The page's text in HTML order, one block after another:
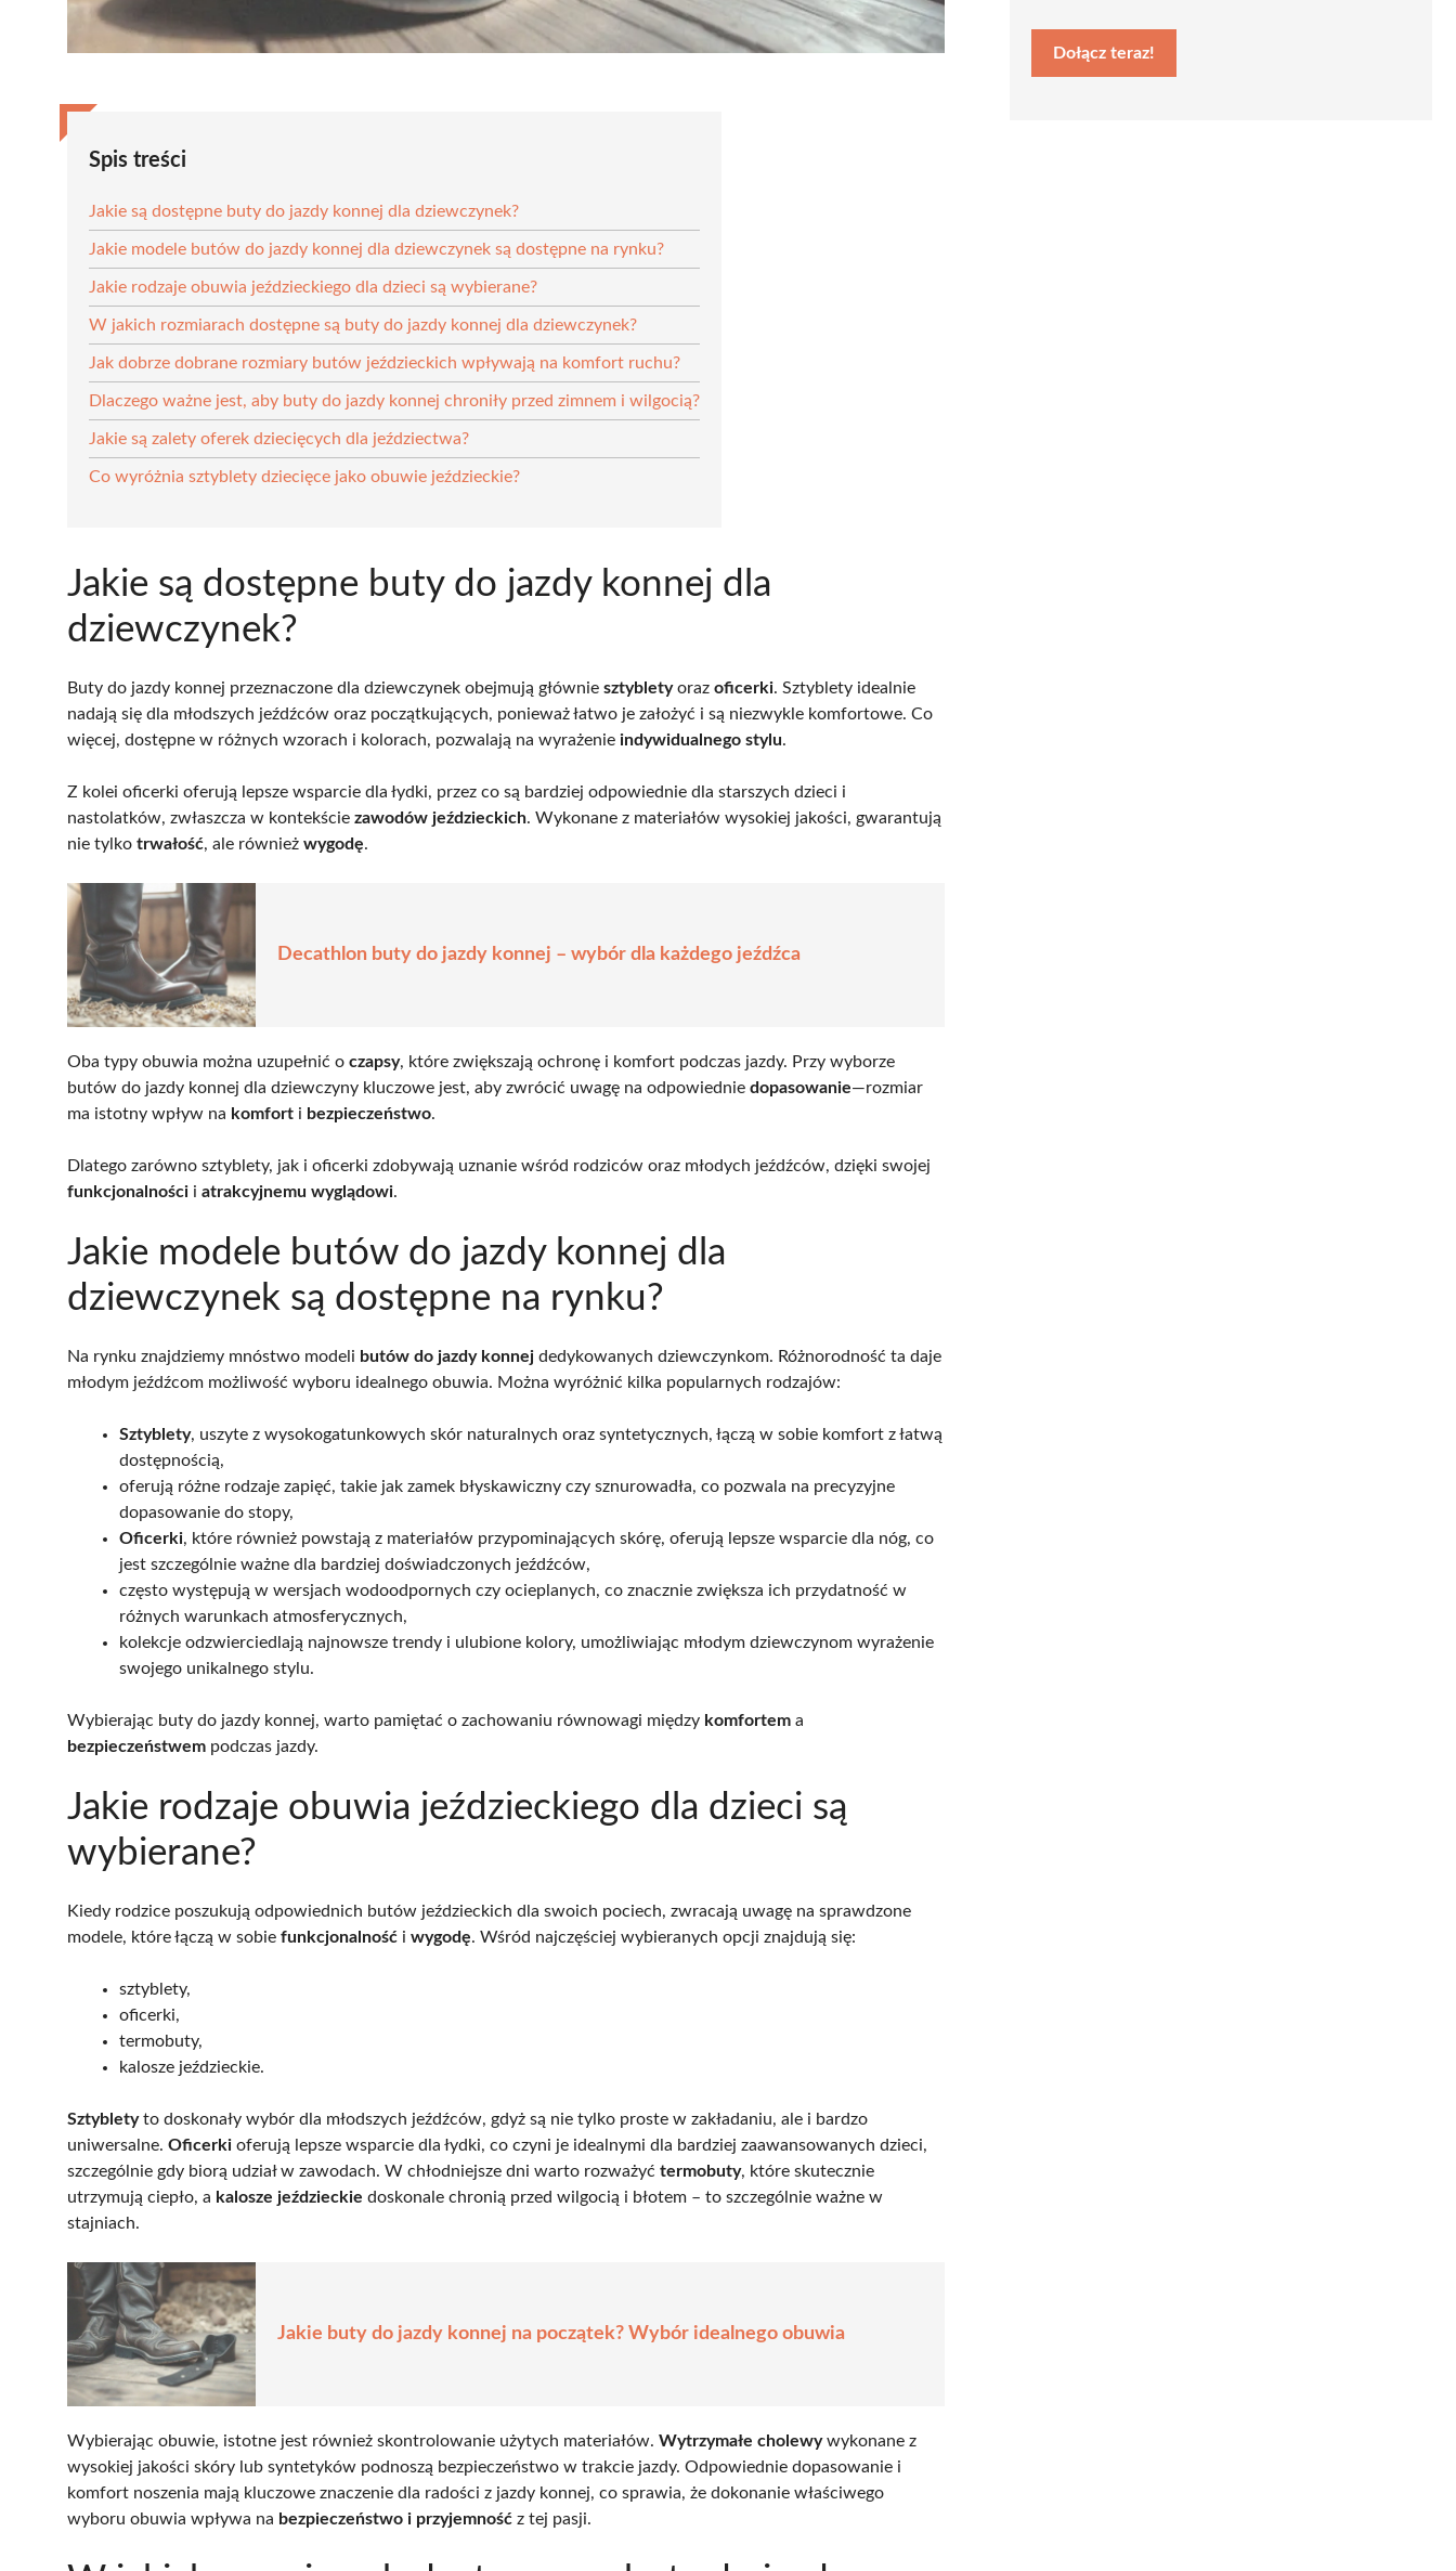
Spis treści
Jakie są dostępne buty do jazdy konnej dla dziewczynek?
Jakie modele butów do jazdy konnej dla dziewczynek są dostępne na rynku?
Jakie rodzaje obuwia jeździeckiego dla dzieci są wybierane?
W jakich rozmiarach dostępne są buty do jazdy konnej dla dziewczynek?
Jak dobrze dobrane rozmiary butów jeździeckich wpływają na komfort ruchu?
Dlaczego ważne jest, aby buty do jazdy konnej chroniły przed zimnem i wilgocią?
Jakie są zalety oferek dziecięcych dla jeździectwa?
Co wyróżnia sztyblety dziecięce jako obuwie jeździeckie?
Jakie są dostępne buty do jazdy konnej dla
dziewczynek?
Buty do jazdy konnej przeznaczone dla dziewczynek obejmują głównie sztybletyoraz oficerki. Sztyblety idealnie
nadają się dla młodszych jeźdźców oraz początkujących, ponieważ łatwo je założyć i są niezwykle komfortowe. Co
więcej, dostępne w różnych wzorach i kolorach, pozwalają na wyrażenie indywidualnego stylu.
Z kolei oficerki oferują lepsze wsparcie dla łydki, przez co są bardziej odpowiednie dla starszych dzieci i
nastolatków, zwłaszcza w kontekście zawodów jeździeckich. Wykonane z materiałów wysokiej jakości, gwarantują
nie tylko trwałość, ale również wygodę.
Decathlon buty do jazdy konnej – wybór dla każdego jeźdźca
Oba typy obuwia można uzupełnić o czapsy, które zwiększają ochronę i komfort podczas jazdy. Przy wyborze
butów do jazdy konnej dla dziewczyny kluczowe jest, aby zwrócić uwagę na odpowiednie dopasowanie—rozmiar
ma istotny wpływ na komfort i bezpieczeństwo.
Dlatego zarówno sztyblety, jak i oficerki zdobywają uznanie wśród rodziców oraz młodych jeźdźców, dzięki swojej
funkcjonalności i atrakcyjnemu wyglądowi.
Jakie modele butów do jazdy konnej dla
dziewczynek są dostępne na rynku?
Na rynku znajdziemy mnóstwo modeli butów do jazdy konnej dedykowanych dziewczynkom. Różnorodność ta daje
młodym jeźdźcom możliwość wyboru idealnego obuwia. Można wyróżnić kilka popularnych rodzajów:
Sztyblety, uszyte z wysokogatunkowych skór naturalnych oraz syntetycznych, łączą w sobie komfort z łatwą
dostępnością,
oferują różne rodzaje zapięć, takie jak zamek błyskawiczny czy sznurowadła, co pozwala na precyzyjne
dopasowanie do stopy,
Oficerki, które również powstają z materiałów przypominających skórę, oferują lepsze wsparcie dla nóg, co
jest szczególnie ważne dla bardziej doświadczonych jeźdźców,
często występują w wersjach wodoodpornych czy ocieplanych, co znacznie zwiększa ich przydatność w
różnych warunkach atmosferycznych,
kolekcje odzwierciedlają najnowsze trendy i ulubione kolory, umożliwiając młodym dziewczynom wyrażenie
swojego unikalnego stylu.
Wybierając buty do jazdy konnej, warto pamiętać o zachowaniu równowagi między komfortem a
bezpieczeństwem podczas jazdy.
Jakie rodzaje obuwia jeździeckiego dla dzieci są
wybierane?
Kiedy rodzice poszukują odpowiednich butów jeździeckich dla swoich pociech, zwracają uwagę na sprawdzone
modele, które łączą w sobie funkcjonalność i wygodę. Wśród najczęściej wybieranych opcji znajdują się:
sztyblety,
oficerki,
termobuty,
kalosze jeździeckie.
Sztybletyto doskonały wybór dla młodszych jeźdźców, gdyż są nie tylko proste w zakładaniu, ale i bardzo
uniwersalne. Oficerki oferują lepsze wsparcie dla łydki, co czyni je idealnymi dla bardziej zaawansowanych dzieci,
szczególnie gdy biorą udział w zawodach. W chłodniejsze dni warto rozważyć termobuty, które skutecznie
utrzymują ciepło, a kalosze jeździeckie doskonale chronią przed wilgocią i błotem – to szczególnie ważne w
stajniach.
Jakie buty do jazdy konnej na początek? Wybór idealnego obuwia
Wybierając obuwie, istotne jest również skontrolowanie użytych materiałów. Wytrzymałe cholewywykonane z
wysokiej jakości skóry lub syntetyków podnoszą bezpieczeństwo w trakcie jazdy. Odpowiednie dopasowanie i
komfort noszenia mają kluczowe znaczenie dla radości z jazdy konnej, co sprawia, że dokonanie właściwego
wyboru obuwia wpływa na bezpieczeństwo i przyjemność z tej pasji.
Dołącz teraz!